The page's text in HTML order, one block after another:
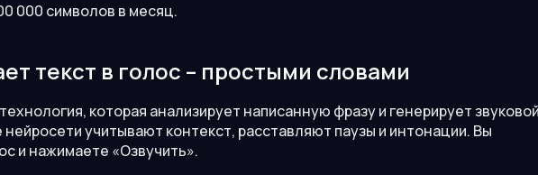
000 символов в месяц.
текст в голос – простыми словами
которая анализирует написанную фразу и генерирует
учитывают контекст, расставляют паузы и интонации. Вы
и нажимаете «Озвучить».